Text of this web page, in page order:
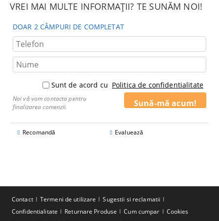
VREI MAI MULTE INFORMAȚII? TE SUNĂM NOI!
DOAR 2 CÂMPURI DE COMPLETAT
Sunt de acord cu Politica de confidentialitate
Noi vă vom contacta pentru
finalizarea comenzii.
Recomandă Evaluează
Contact Termeni de utilizare
Sugestii si reclamatii
Confidentialitate
Returnare Produse Cum cumpar Cookies